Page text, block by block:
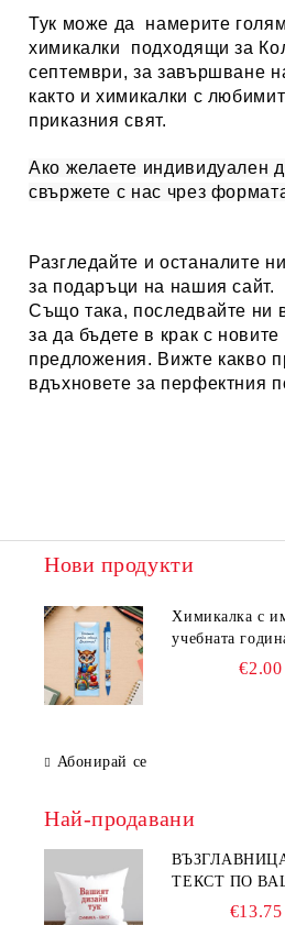
Тук може да намерите
химикалки подходящи за
септември, за завършване
както и химикалки с
приказния свят.
Ако желаете индивидуален
свържете с нас чрез
Разгледайте и останалите
за подаръци на нашия сайт.
Също така, последвайте ни
за да бъдете в крак с
предложения. Вижте какво
вдъхновете за перфектния
Нови продукти
Химикалка с
учебната
€2.00
Абонирай се
Най-продавани
ТЕКСТ ПО
€13.75